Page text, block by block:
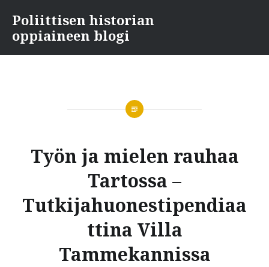
content
Poliittisen historian
oppiaineen blogi
Työn ja mielen rauhaa
Tartossa –
Tutkijahuonestipendiaa
ttina Villa
Tammekannissa